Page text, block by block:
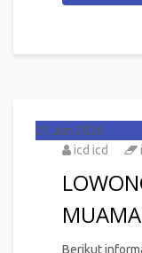
21 Jun 2026
icd icd
Berikut